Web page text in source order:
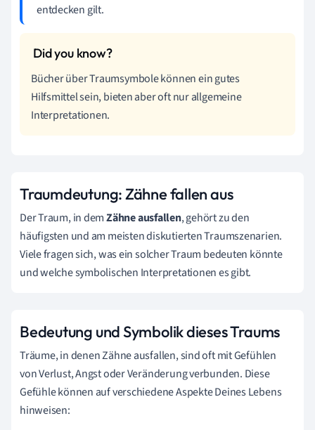
entdecken gilt.
Bücher über Traumsymbole können ein gutes
Hilfsmittel sein, bieten aber oft nur allgemeine
Interpretationen.
Traumdeutung: Zähne fallen aus
Der Traum, in demZähne ausfallen, gehört zu den
häufigsten und am meisten diskutierten Traumszenarien.
Viele fragen sich, was ein solcher Traum bedeuten könnte
und welche symbolischen Interpretationen es gibt.
Bedeutung und Symbolik dieses Traums
Träume, in denen Zähne ausfallen, sind oft mit Gefühlen
von Verlust, Angst oder Veränderung verbunden. Diese
Gefühle können auf verschiedene Aspekte Deines Lebens
hinweisen: